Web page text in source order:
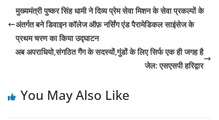
मुख्यमंत्री पुष्कर सिंह धामी ने दिव्य प्रेम सेवा मिशन के सेवा प्रकल्पों के
अंतर्गत बने डिवाइन कॉलेज ऑफ़ नर्सिंग एंड पैरामेडिकल साइंसेज के
प्रथम चरण का किया उद्घाटन
अब अपराधियो,संगठित गैंग के सदस्यों,गुंडों के लिए सिर्फ एक ही जगह है
जेल: एसएसपी हरिद्वार
You May Also Like